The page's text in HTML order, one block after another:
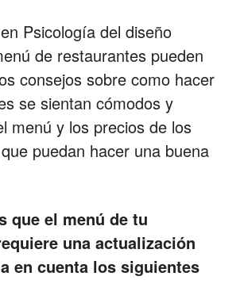
|
Marketing
Restaurantes
Psicología del diseño
de restaurantes pueden
consejos sobre como hacer
se sientan cómodos y
menú y los precios de los
puedan hacer una buena
que el menú de tu
una actualización
en cuenta los siguientes